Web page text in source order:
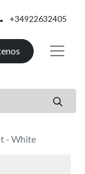
+34922632405
- White